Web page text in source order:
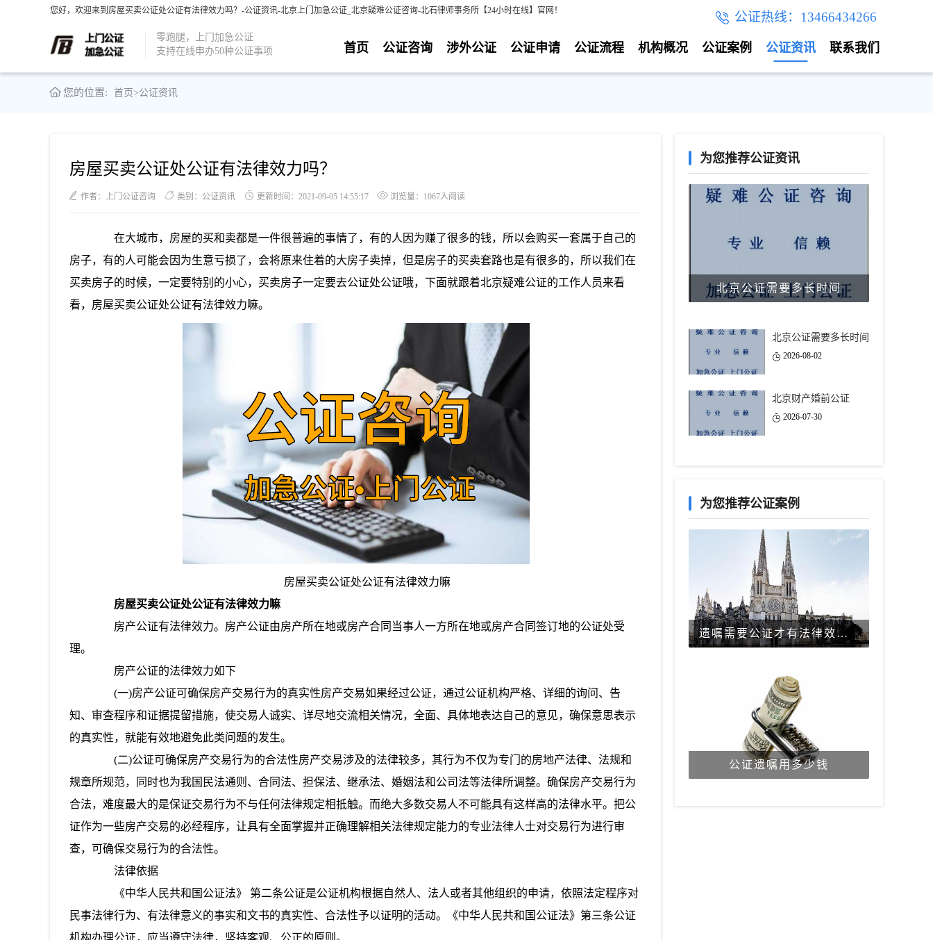
您好，欢迎来到房屋买卖公证处公证有法律效力吗？-公证资讯-北京上门加急公证_北京疑难公证咨询-北石律师事务所【24小时在线】官网！ 公证热线：13466434266
零跑腿，上门加急公证
支持在线申办50种公证事项
联系我们
公证资讯
公证案例
机构概况
公证流程
公证申请
涉外公证
公证咨询
首页
您的位置: 首页>公证资讯
房屋买卖公证处公证有法律效力吗？
作者：上门公证咨询 类别：公证资讯 更新时间：2021-09-05 14:55:17 浏览量：1067人阅读
在大城市，房屋的买和卖都是一件很普遍的事情了，有的人因为赚了很多的钱，所以会购买一套属于自己的
房子，有的人可能会因为生意亏损了，会将原来住着的大房子卖掉，但是房子的买卖套路也是有很多的，所以我们在
买卖房子的时候，一定要特别的小心，买卖房子一定要去公证处公证哦，下面就跟着北京疑难公证的工作人员来看
看，房屋买卖公证处公证有法律效力嘛。
房屋买卖公证处公证有法律效力嘛
房屋买卖公证处公证有法律效力嘛
房产公证有法律效力。房产公证由房产所在地或房产合同当事人一方所在地或房产合同签订地的公证处受
理。
房产公证的法律效力如下
(一)房产公证可确保房产交易行为的真实性房产交易如果经过公证，通过公证机构严格、详细的询问、告
知、审查程序和证据提留措施，使交易人诚实、详尽地交流相关情况，全面、具体地表达自己的意见，确保意思表示
的真实性，就能有效地避免此类问题的发生。
(二)公证可确保房产交易行为的合法性房产交易涉及的法律较多，其行为不仅为专门的房地产法律、法规和
规章所规范，同时也为我国民法通则、合同法、担保法、继承法、婚姻法和公司法等法律所调整。确保房产交易行为
合法，难度最大的是保证交易行为不与任何法律规定相抵触。而绝大多数交易人不可能具有这样高的法律水平。把公
证作为一些房产交易的必经程序，让具有全面掌握并正确理解相关法律规定能力的专业法律人士对交易行为进行审
查，可确保交易行为的合法性。
法律依据
《中华人民共和国公证法》 第二条公证是公证机构根据自然人、法人或者其他组织的申请，依照法定程序对
民事法律行为、有法律意义的事实和文书的真实性、合法性予以证明的活动。《中华人民共和国公证法》第三条公证
机构办理公证，应当遵守法律，坚持客观、公正的原则。
为您推荐公证资讯
北京公证需要多长时间
北京公证需要多长时间
2026-08-02
北京财产婚前公证
2026-07-30
为您推荐公证案例
遗嘱需要公证才有法律效力吗？
公证遗嘱用多少钱